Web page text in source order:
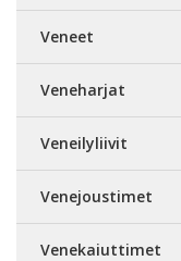
Veneet
Veneharjat
Veneilyliivit
Venejoustimet
Venekaiuttimet